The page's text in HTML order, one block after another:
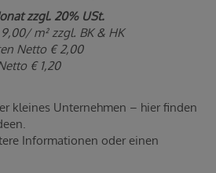
zzgl. 20% USt.
m² zzgl. BK & HK
Netto € 2,00
€ 1,20
kleines Unternehmen – hier finden
Informationen oder einen